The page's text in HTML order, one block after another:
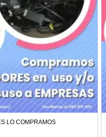
LO COMPRAMOS